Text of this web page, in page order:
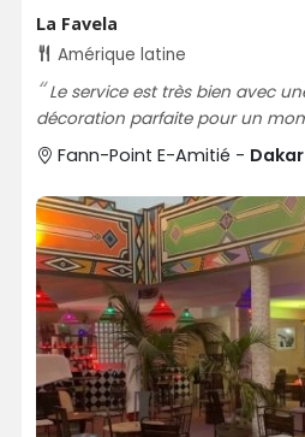
La Favela
Amérique latine
Le service est très bien avec une ambiance et
décoration parfaite pour un
Fann-Point E-Amitié - Dakar